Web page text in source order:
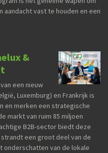
vast te houden en een
&
een nieuw
Luxemburg) en Frankrijk is
en merken een strategische
markt van ruim 85 miljoen
B2B-sector biedt deze
een groot deel van de
onderschatten van de lokale